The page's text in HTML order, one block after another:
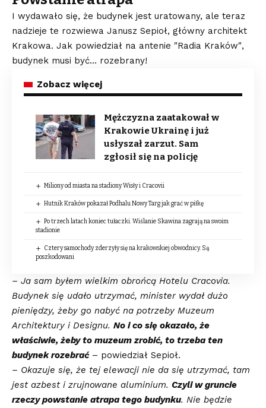
I wydawało się, że budynek jest uratowany, ale teraz
nadzieje te rozwiewa Janusz Sepioł, główny architekt
Krakowa. Jak powiedział na antenie ″Radia Kraków″,
budynek musi być… rozebrany!
Zobacz więcej
Mężczyzna zaatakował w
Krakowie Ukrainę i już
usłyszał zarzut. Sam
zgłosił się na policję
Miliony od miasta na stadiony Wisły i Cracovii
Hutnik Kraków pokazał Podhalu Nowy Targ jak grać w piłkę
Po trzech latach koniec tułaczki. Wiślanie Skawina zagrają na swoim
stadionie
Cztery samochody zderzyły się na krakowskiej obwodnicy. Są
poszkodowani
– Ja sam byłem wielkim obrońcą Hotelu Cracovia.
Budynek się udało utrzymać, minister wydał dużo
pieniędzy, żeby go nabyć na potrzeby Muzeum
Architektury i Designu. No i co się okazało, że
właściwie, żeby to muzeum zrobić, to trzeba ten
budynek rozebrać – powiedział Sepioł.
– Okazuje się, że tej elewacji nie da się utrzymać, tam
jest azbest i zrujnowane aluminium. Czyli w gruncie
rzeczy powstanie atrapa tego budynku. Nie będzie